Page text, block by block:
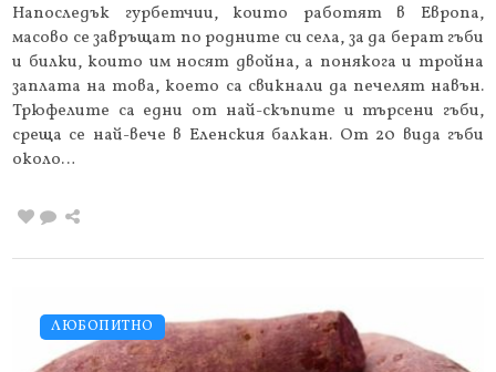
Напоследък гурбетчии, които работят в Европа,
масово се завръщат по родните си села, за да берат гъби
и билки, които им носят двойна, а понякога и тройна
заплата на това, което са свикнали да печелят навън.
Трюфелите са едни от най-скъпите и търсени гъби,
среща се най-вече в Еленския балкан. От 20 вида гъби
около…
ЛЮБОПИТНО